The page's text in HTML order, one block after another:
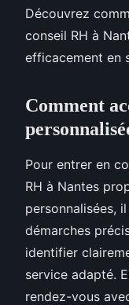
Découvrez
conseil RH à
efficacement en
Comment
Pour entrer en
RH à Nantes
personnalisées,
démarches
identifier
service adapté.
rendez-vous